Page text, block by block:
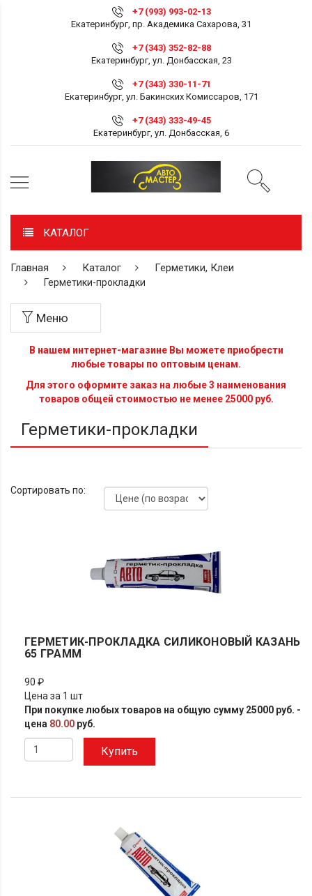
+7 (993) 993-02-13
Екатеринбург, пр. Академика Сахарова, 31
+7 (343) 352-82-88
Екатеринбург, ул. Донбасская, 23
+7 (343) 330-11-71
Екатеринбург, ул. Бакинских Комиссаров, 171
+7 (343) 333-49-45
Екатеринбург, ул. Донбасская, 6
КАТАЛОГ
Главная Каталог Герметики, Клеи
Герметики-прокладки
Меню
В нашем интернет-магазине Вы можете приобрести
любые товары по оптовым ценам.
Для этого оформите заказ на любые 3 наименования
товаров общей стоимостью не менее 25000 руб.
Герметики-прокладки
Сортировать по:
ГЕРМЕТИК-ПРОКЛАДКА СИЛИКОНОВЫЙ КАЗАНЬ
65 ГРАММ
90 ₽
Цена за 1 шт
При покупке любых товаров на общую сумму 25000 руб. -
цена 80.00 руб.
Купить